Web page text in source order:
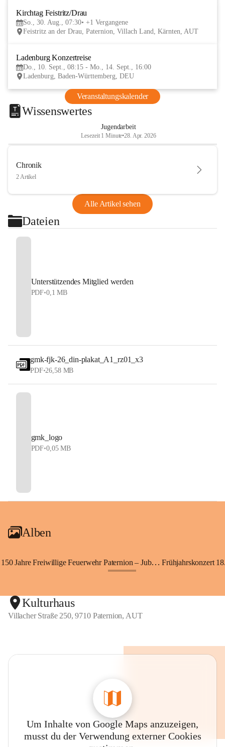
Kirchtag Feistritz/Drau
So., 30. Aug., 07:30 +1 Vergangene
Feistritz an der Drau, Paternion, Villach Land, Kärnten, AUT
Ladenburg Konzertreise
Do., 10. Sept., 08:15 - Mo., 14. Sept., 16:00
Ladenburg, Baden-Württemberg, DEU
Veranstaltungskalender
Wissenswertes
Jugendarbeit
Lesezeit 1 Minute•28. Apr. 2026
Chronik
2 Artikel
Alle Artikel sehen
Dateien
Unterstützendes Mitglied werden
PDF•0,1 MB
gmk-fjk-26_din-plakat_A1_rz01_x3
PDF•26,58 MB
gmk_logo
PDF•0,05 MB
Alben
150 Jahre Freiwillige Feuerwehr Paternion – Jubiläumsfest Frühjahrskonzert
Kulturhaus
Villacher Straße 250, 9710 Paternion, AUT
Um Inhalte von Google Maps anzuzeigen,
musst du der Verwendung externer Cookies